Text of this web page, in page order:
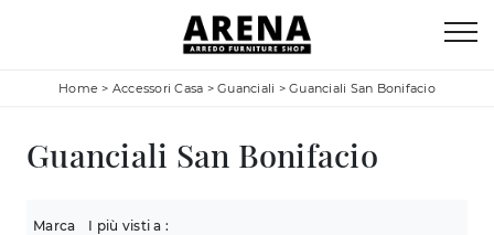
Home > Accessori Casa >Guanciali >Guanciali San Bonifacio
Guanciali San Bonifacio
Marca I più visti a :